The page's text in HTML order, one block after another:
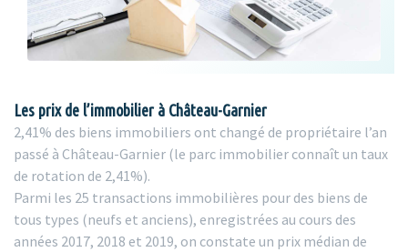
Les prix de l’immobilier à Château-Garnier
2,41% des biens immobiliers ont changé de propriétaire l’an
passé à Château-Garnier (le parc immobilier connaît un taux
de rotation de 2,41%).
Parmi les 25 transactions immobilières pour des biens de
tous types (neufs et anciens), enregistrées au cours des
années 2017, 2018 et 2019, on constate un prix médian de